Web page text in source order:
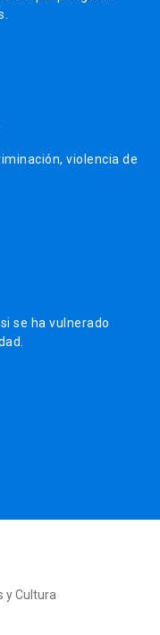
violencia de
se ha vulnerado
y Cultura